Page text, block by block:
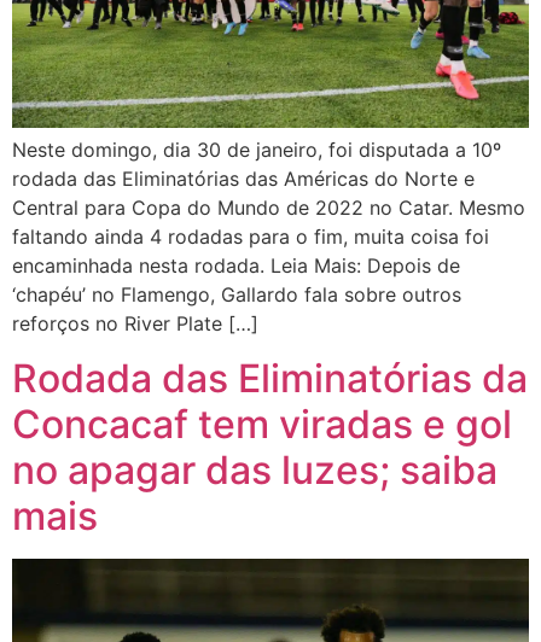
Neste domingo, dia 30 de janeiro, foi disputada a 10º
rodada das Eliminatórias das Américas do Norte e
Central para Copa do Mundo de 2022 no Catar. Mesmo
faltando ainda 4 rodadas para o fim, muita coisa foi
encaminhada nesta rodada. Leia Mais: Depois de
‘chapéu’ no Flamengo, Gallardo fala sobre outros
reforços no River Plate […]
Rodada das Eliminatórias da
Concacaf tem viradas e gol
no apagar das luzes; saiba
mais